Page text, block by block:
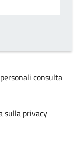
consulta
sulla privacy